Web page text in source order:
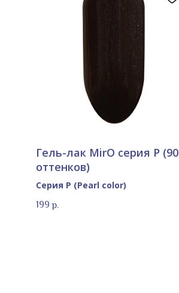
Гель-лак MirO серия P (90
оттенков)
Серия P (Pearl color)
199 р.